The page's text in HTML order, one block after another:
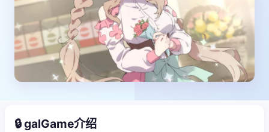
🔒 galGame介绍